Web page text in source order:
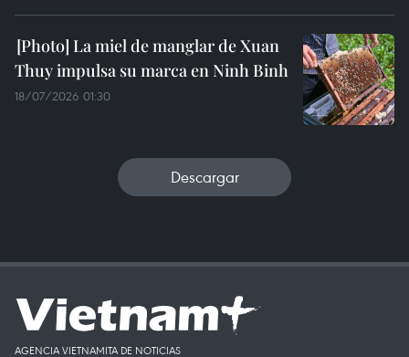
La miel de manglar de Xuan
Thuy impulsa su marca en Ninh Binh
18/07/2026 01:30
Descargar
AGENCIA VIETNAMITA DE NOTICIAS